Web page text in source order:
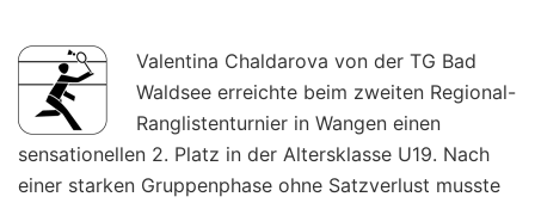
Valentina Chaldarova von der TG Bad
Waldsee erreichte beim zweiten Regional-
Ranglistenturnier in Wangen einen
sensationellen 2. Platz in der Altersklasse U19. Nach
einer starken Gruppenphase ohne Satzverlust musste